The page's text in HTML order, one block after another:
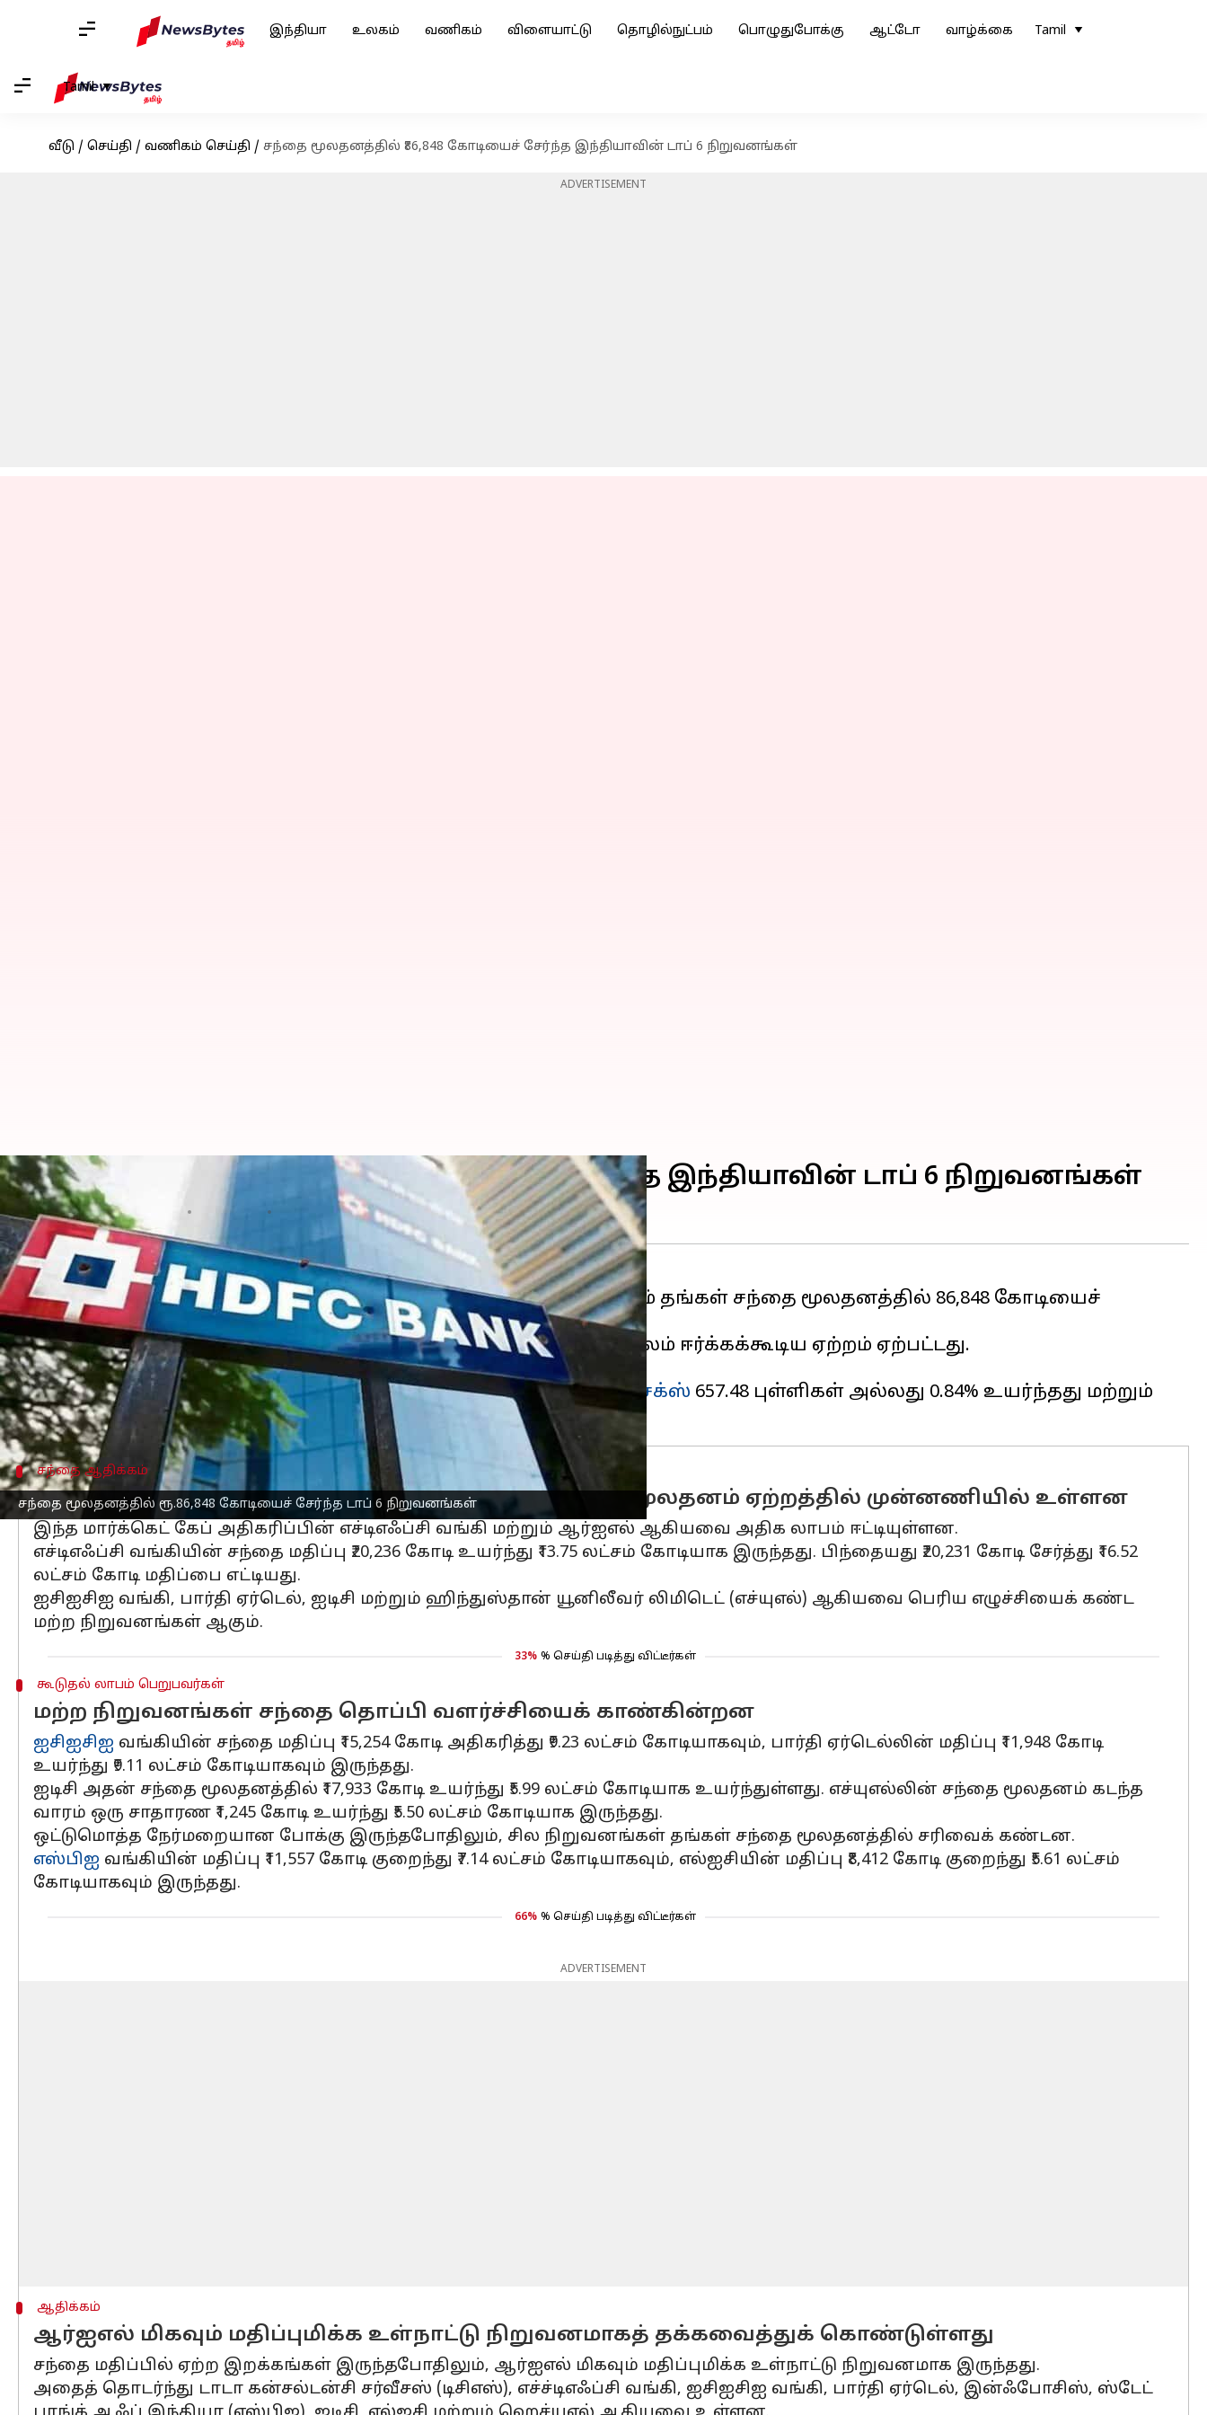
இந்தியா உலகம் வணிகம் விளையாட்டு தொழில்நுட்பம் பொழுதுபோக்கு ஆட்டோ வாழ்க்கை Tamil
Tamil
வீடு / செய்தி / வணிகம் செய்தி / சந்தை மூலதனத்தில் ₹86,848 கோடியைச் சேர்ந்த இந்தியாவின் டாப் 6 நிறுவனங்கள்
ADVERTISEMENT
சந்தை மூலதனத்தில் ரூ.86,848 கோடியைச் சேர்ந்த டாப் 6 நிறுவனங்கள்
சந்தை மூலதனத்தில் ₹86,848 கோடியைச் சேர்ந்த இந்தியாவின் டாப் 6 நிறுவனங்கள்
எழுதியவர் Sekar Chinnappan Dec 29, 2024
செய்தி முன்னோட்டம்
இந்தியாவின் மிகவும் மதிப்புமிக்க ஆறு நிறுவனங்கள் கடந்த வாரம் தங்கள் சந்தை மூலதனத்தில் ₹86,848 கோடியைச்
சேர்த்துள்ளன.
எச்டிஎஃப்சி வங்கி மற்றும் ரிலையன்ஸ் இண்டஸ்ட்ரீஸ் (ஆர்ஐஎல்) மூலம் ஈர்க்கக்கூடிய ஏற்றம் ஏற்பட்டது.
இது பங்குச் சந்தையில் சாதகமான போக்கைக் குறிக்கிறது.
இதற்கிடையில், இதே காலகட்டத்தில் பிஎஸ்இ பெஞ்ச்மார்க்சென்செக்ஸ் 657.48 புள்ளிகள் அல்லது 0.84% ​​உயர்ந்தது மற்றும்
சந்தை ஆதிக்கம்
எச்டிஎஃப்சி வங்கி மற்றும் ஆர்ஐஎல் ஆகியவை சந்தை மூலதனம் ஏற்றத்தில் முன்னணியில் உள்ளன
இந்த மார்க்கெட் கேப் அதிகரிப்பின் எச்டிஎஃப்சி வங்கி மற்றும் ஆர்ஐஎல் ஆகியவை அதிக லாபம் ஈட்டியுள்ளன.
எச்டிஎஃப்சி வங்கியின் சந்தை மதிப்பு ₹20,236 கோடி உயர்ந்து ₹13.75 லட்சம் கோடியாக இருந்தது. பிந்தையது ₹20,231 கோடி சேர்த்து ₹16.52
லட்சம் கோடி மதிப்பை எட்டியது.
ஐசிஐசிஐ வங்கி, பார்தி ஏர்டெல், ஐடிசி மற்றும் ஹிந்துஸ்தான் யூனிலீவர் லிமிடெட் (எச்யுஎல்) ஆகியவை பெரிய எழுச்சியைக் கண்ட
மற்ற நிறுவனங்கள் ஆகும்.
33% % செய்தி படித்து விட்டீர்கள்
கூடுதல் லாபம் பெறுபவர்கள்
மற்ற நிறுவனங்கள் சந்தை தொப்பி வளர்ச்சியைக் காண்கின்றன
ஐசிஐசிஐ வங்கியின் சந்தை மதிப்பு ₹15,254 கோடி அதிகரித்து ₹9.23 லட்சம் கோடியாகவும், பார்தி ஏர்டெல்லின் மதிப்பு ₹11,948 கோடி
உயர்ந்து ₹9.11 லட்சம் கோடியாகவும் இருந்தது.
ஐடிசி அதன் சந்தை மூலதனத்தில் ₹17,933 கோடி உயர்ந்து ₹5.99 லட்சம் கோடியாக உயர்ந்துள்ளது. எச்யுஎல்லின் சந்தை மூலதனம் கடந்த
வாரம் ஒரு சாதாரண ₹1,245 கோடி உயர்ந்து ₹5.50 லட்சம் கோடியாக இருந்தது.
ஒட்டுமொத்த நேர்மறையான போக்கு இருந்தபோதிலும், சில நிறுவனங்கள் தங்கள் சந்தை மூலதனத்தில் சரிவைக் கண்டன.
எஸ்பிஐ வங்கியின் மதிப்பு ₹11,557 கோடி குறைந்து ₹7.14 லட்சம் கோடியாகவும், எல்ஐசியின் மதிப்பு ₹8,412 கோடி குறைந்து ₹5.61 லட்சம்
கோடியாகவும் இருந்தது.
66% % செய்தி படித்து விட்டீர்கள்
ADVERTISEMENT
ஆதிக்கம்
ஆர்ஐஎல் மிகவும் மதிப்புமிக்க உள்நாட்டு நிறுவனமாகத் தக்கவைத்துக் கொண்டுள்ளது
சந்தை மதிப்பில் ஏற்ற இறக்கங்கள் இருந்தபோதிலும், ஆர்ஐஎல் மிகவும் மதிப்புமிக்க உள்நாட்டு நிறுவனமாக இருந்தது.
அதைத் தொடர்ந்து டாடா கன்சல்டன்சி சர்வீசஸ் (டிசிஎஸ்), எச்ச்டிஎஃப்சி வங்கி, ஐசிஐசிஐ வங்கி, பார்தி ஏர்டெல், இன்ஃபோசிஸ், ஸ்டேட்